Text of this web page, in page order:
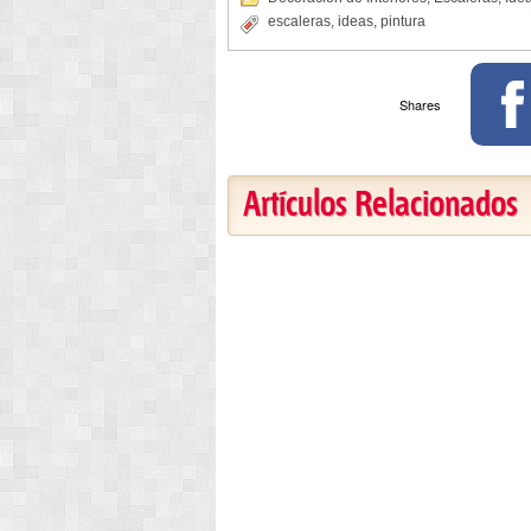
escaleras, ideas, pintura
Shares
Artículos Relacionados